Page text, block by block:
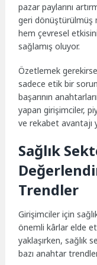
pazar paylarını
geri dönüştürülmüş
hem çevresel
sağlamış oluyor.
Özetlemek
sadece etik bir
başarının
yapan girişimciler,
ve rekabet avantajı
Sağlık
Trendler
Girişimciler için
önemli kârlar elde
yaklaşırken, sağlık
bazı anahtar